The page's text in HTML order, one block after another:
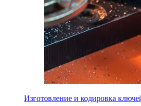
Изготовление и кодировка